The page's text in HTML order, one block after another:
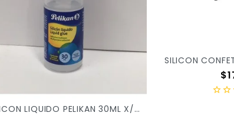
SILICON LIQUIDO PELIKAN 30ML X/216